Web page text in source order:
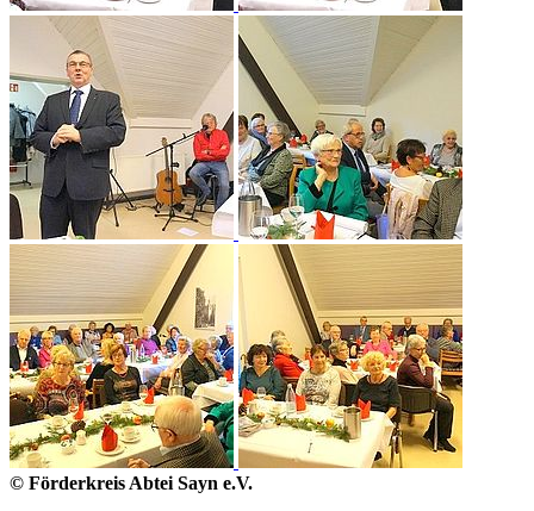
© Förderkreis Abtei Sayn e.V.